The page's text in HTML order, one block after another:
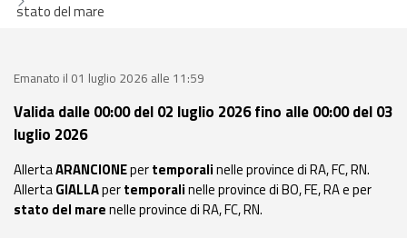
Valanghe
Monitoraggio
eventi
Previsioni e dati
stato del mare
Emanato il 01 luglio 2026 alle 11:59
Valida dalle 00:00 del 02 luglio 2026 fino alle 00:00 del 03
luglio 2026
AllertaARANCIONEpertemporalinelle province di RA, FC, RN.
AllertaGIALLApertemporalinelle province di BO, FE, RA e per
stato del marenelle province di RA, FC, RN.